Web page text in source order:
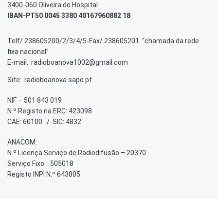
3400-060 Oliveira do Hospital
IBAN-PT50 0045 3380 40167960882 18
Telf/ 238605200/2/3/4/5-Fax/ 238605201 “chamada da rede
fixa nacional”
E-mail: radioboanova1002@gmail.com
Site: radioboanova.sapo.pt
NIF – 501 843 019
N.º Registo na ERC: 423098
CAE: 60100 / SIC: 4832
ANACOM:
N.º Licença Serviço de Radiodifusão – 20370
Serviço Fixo : 505018
Registo INPI N.º 643805